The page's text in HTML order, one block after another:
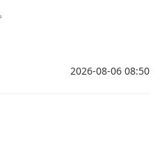
2026-08-06 08:50